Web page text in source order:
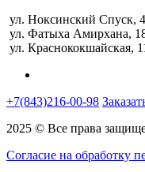
ул. Ноксинский Спуск,
ул. Фатыха Амирхана,
ул. Краснококшайская,
+7(843)216-00-98
2025 © Все права
Согласие на обработку